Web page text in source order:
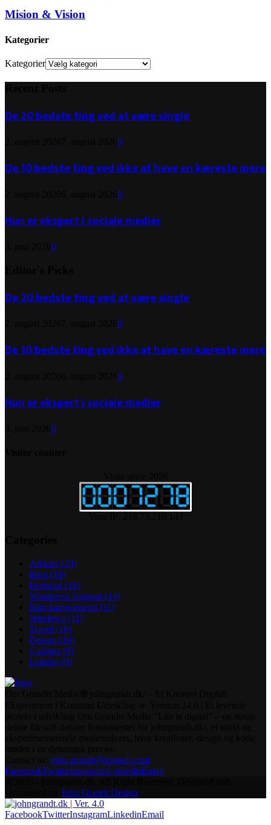
Mision & Vision
Kategorier
Kategorier
De 20 bedste ting ved at være single
0
De 10 bedste ting ved ikke at have en kæreste mere
0
Hun er ekspert i sociale medier
0
De 20 bedste ting ved at være single
0
De 10 bedste ting ved ikke at have en kæreste mere
0
Hun er ekspert i sociale medier
0
Artikler(29)
Blog (18)
Featured (16)
Wordpress Support (14)
Ikke-kategoriseret (11)
Windows (11)
Travel (10)
Design (10)
Gadgets (9)
Ledelse (9)
john.grandt@hotmail.com
FacebookTwitterInstagramLinkedinEmail
John Grandt Design
FacebookTwitterInstagramLinkedinEmail